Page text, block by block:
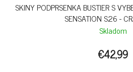
SKINY PODPRSENKA BUSTIER S
SENSATION S26 -
Skladom
€42,99